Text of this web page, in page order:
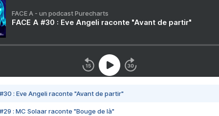
FACE A - un podcast Purecharts
FACE A #30 : Eve Angeli raconte "Avant de partir"
#30 : Eve Angeli raconte "Avant de partir"
#29 : MC Solaar raconte "Bouge de là"